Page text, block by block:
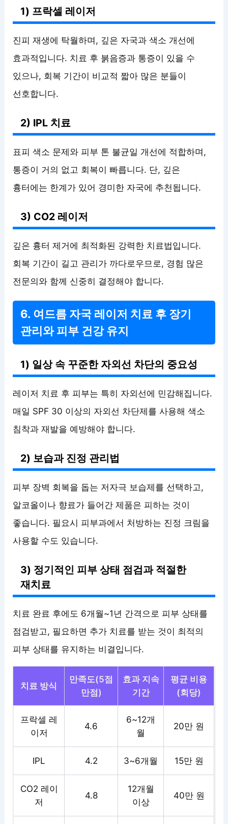
1) 프락셀 레이저
진피 재생에 탁월하며, 깊은 자국과 색소 개선에
효과적입니다. 치료 후 붉음증과 통증이 있을 수
있으나, 회복 기간이 비교적 짧아 많은 분들이
선호합니다.
2) IPL 치료
표피 색소 문제와 피부 톤 불균일 개선에 적합하며,
통증이 거의 없고 회복이 빠릅니다. 단, 깊은
흉터에는 한계가 있어 경미한 자국에 추천됩니다.
3) CO2 레이저
깊은 흉터 제거에 최적화된 강력한 치료법입니다.
회복 기간이 길고 관리가 까다로우므로, 경험 많은
전문의와 함께 신중히 결정해야 합니다.
6. 여드름 자국 레이저 치료 후 장기
관리와 피부 건강 유지
1) 일상 속 꾸준한 자외선 차단의 중요성
레이저 치료 후 피부는 특히 자외선에 민감해집니다.
매일 SPF 30 이상의 자외선 차단제를 사용해 색소
침착과 재발을 예방해야 합니다.
2) 보습과 진정 관리법
피부 장벽 회복을 돕는 저자극 보습제를 선택하고,
알코올이나 향료가 들어간 제품은 피하는 것이
좋습니다. 필요시 피부과에서 처방하는 진정 크림을
사용할 수도 있습니다.
3) 정기적인 피부 상태 점검과 적절한
재치료
치료 완료 후에도 6개월~1년 간격으로 피부 상태를
점검받고, 필요하면 추가 치료를 받는 것이 최적의
피부 상태를 유지하는 비결입니다.
치료 방식
만족도(5점
만점)
효과 지속
기간
평균 비용
(회당)
프락셀 레
이저
4.6
6~12개
월
20만 원
IPL 4.2 3~6개월 15만 원
CO2 레이
저
4.8
12개월
이상
40만 원